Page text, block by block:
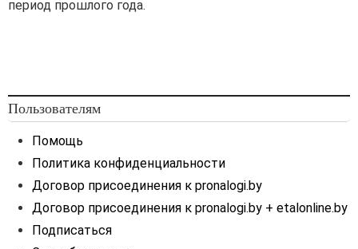
период прошлого года.
Пользователям
Помощь
Политика конфиденциальности
Договор присоединения к pronalogi.by
Договор присоединения к pronalogi.by + etalonline.by
Подписаться